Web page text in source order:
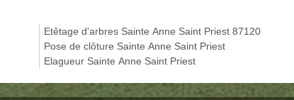
Etêtage d'arbres Sainte Anne Saint Priest 87120
Pose de clôture Sainte Anne Saint Priest
Elagueur Sainte Anne Saint Priest